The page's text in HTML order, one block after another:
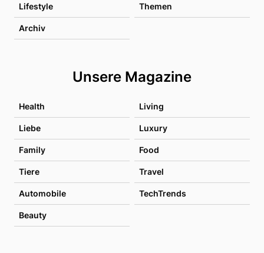
Lifestyle Themen
Archiv
Unsere Magazine
Health Living
Liebe Luxury
Family Food
Tiere Travel
Automobile TechTrends
Beauty